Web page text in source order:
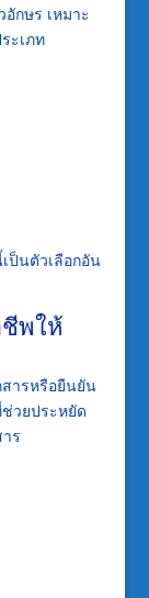
กษร เหมาะ
ะเภท
ป็นตัวเลือกอัน
พให้
สารหรือยืนยัน
วยประหยัด
ร